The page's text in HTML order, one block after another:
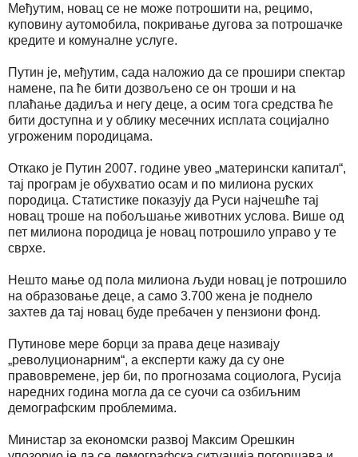
Међутим, новац се не може потрошити на, рецимо,
куповину аутомобила, покривање дугова за потрошачке
кредите и комуналне услуге.
Путин је, међутим, сада наложио да се прошири спектар
намене, па ће бити дозвољено се он троши и на
плаћање дадиља и негу деце, а осим тога средства ће
бити доступна и у облику месечних исплата социјално
угроженим породицама.
Откако је Путин 2007. године увео „матерински капитал“,
тај програм је обухватио осам и по милиона руских
породица. Статистике показују да Руси најчешће тај
новац троше на побољшање животних услова. Више од
пет милиона породица је новац потрошило управо у те
сврхе.
Нешто мање од пола милиона људи новац је потрошило
на образовање деце, а само 3.700 жена је поднело
захтев да тај новац буде пребачен у пензиони фонд.
Путинове мере борци за права деце називају
„револуционарним“, а експерти кажу да су оне
правовремене, јер би, по прогнозама социолога, Русија
наредних година могла да се суочи са озбиљним
демографским проблемима.
Министар за економски развој Максим Орешкин